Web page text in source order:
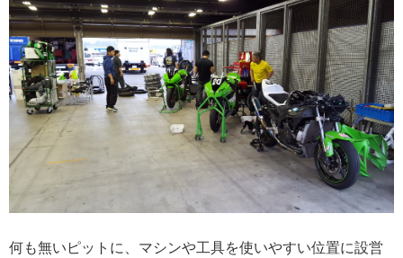
何も無いピットに、マシンや工具を使いやすい位置に設営